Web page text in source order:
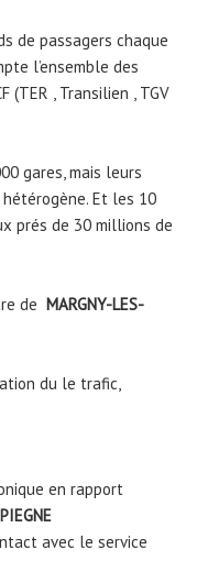
de passagers chaque
l’ensemble des
(TER , Transilien , TGV
gares, mais leurs
Et les 10
prés de 30 millions de
de MARGNY-LES-
du le trafic,
en rapport
avec le service